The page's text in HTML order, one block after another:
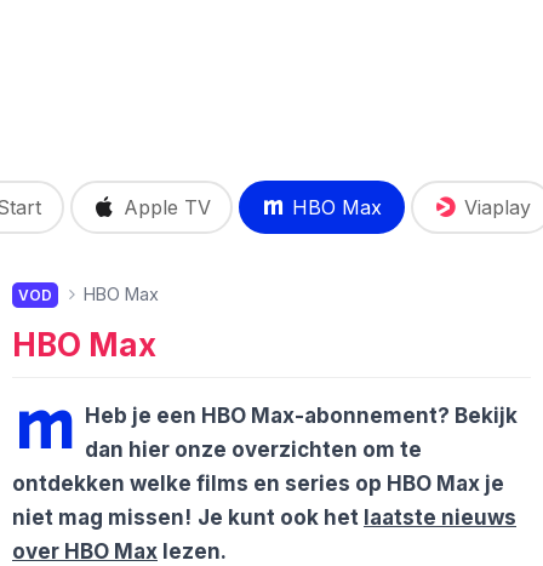
Apple TV HBO Max Viaplay
VOD HBO Max
HBO Max
Heb je een HBO Max-abonnement? Bekijk
dan hier onze overzichten om te
ontdekken welke films en series op HBO Max je
niet mag missen! Je kunt ook het laatste nieuws
over HBO Max lezen.